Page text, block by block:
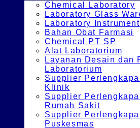
Chemical Laboratory
Laboratory Glass
Laboratory Instrument
Bahan Obat Farmasi
Chemical PT SP
Alat Laboratorium
Layanan Desain dan
Laboratorium
Supplier
Klinik
Supplier
Rumah Sakit
Supplier
Puskesmas